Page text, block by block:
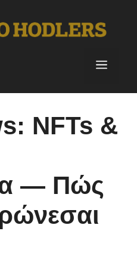
Menu
NFTs &
— Πώς